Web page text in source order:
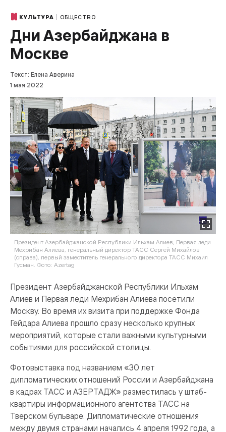
КУЛЬТУРА ОБЩЕСТВО
Дни Азербайджана в
Москве
Текст: Елена Аверина
1 мая 2022
Президент Азербайджанской Республики Ильхам Алиев, Первая леди
Мехрибан Алиева, генеральный директор ТАСС Сергей Михайлов
(справа), первый заместитель генерального директора ТАСС Михаил
Гусман. Фото: Azertag
Президент Азербайджанской Республики Ильхам
Алиев и Первая леди Мехрибан Алиева посетили
Москву. Во время их визита при поддержке Фонда
Гейдара Алиева прошло сразу несколько крупных
мероприятий, которые стали важными культурными
событиями для российской столицы.
Фотовыставка под названием «30 лет
дипломатических отношений России и Азербайджана
в кадрах ТАСС и АЗЕРТАДЖ» разместилась у штаб-
квартиры информационного агентства ТАСС на
Тверском бульваре. Дипломатические отношения
между двумя странами начались 4 апреля 1992 года, а